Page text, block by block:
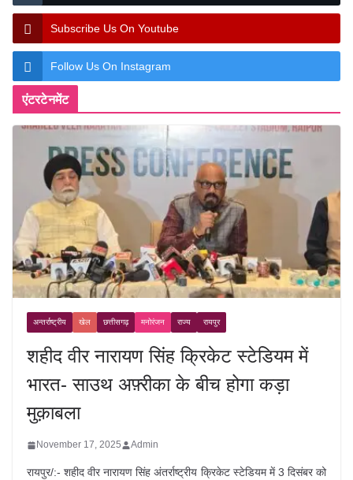
Subscribe Us On Youtube
Follow Us On Instagram
एंटरटेनमेंट
अन्तर्राष्ट्रीय खेल छत्तीसगढ़ मनोरंजन राज्य रायपुर
शहीद वीर नारायण सिंह क्रिकेट स्टेडियम में
भारत- साउथ अफ़्रीका के बीच होगा कड़ा
मुक़ाबला
November 17, 2025 Admin
रायपुर/:- शहीद वीर नारायण सिंह अंतर्राष्ट्रीय क्रिकेट स्टेडियम में 3 दिसंबर को